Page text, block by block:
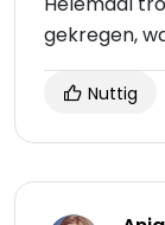
gekregen,
Nuttig